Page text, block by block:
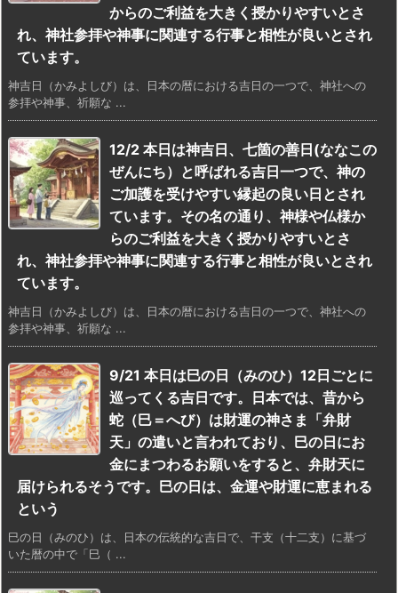
からのご利益を大きく授かりやすいとさ
れ、神社参拝や神事に関連する行事と相性が良いとされ
ています。
神吉日（かみよしび）は、日本の暦における吉日の一つで、神社への
参拝や神事、祈願な ...
12/2 本日は神吉日、七箇の善日(ななこの
ぜんにち）と呼ばれる吉日一つで、神の
ご加護を受けやすい縁起の良い日とされ
ています。その名の通り、神様や仏様か
らのご利益を大きく授かりやすいとさ
れ、神社参拝や神事に関連する行事と相性が良いとされ
ています。
神吉日（かみよしび）は、日本の暦における吉日の一つで、神社への
参拝や神事、祈願な ...
9/21 本日は巳の日（みのひ）12日ごとに
巡ってくる吉日です。日本では、昔から
蛇（巳＝へび）は財運の神さま「弁財
天」の遣いと言われており、巳の日にお
金にまつわるお願いをすると、弁財天に
届けられるそうです。巳の日は、金運や財運に恵まれる
という
巳の日（みのひ）は、日本の伝統的な吉日で、干支（十二支）に基づ
いた暦の中で「巳（ ...